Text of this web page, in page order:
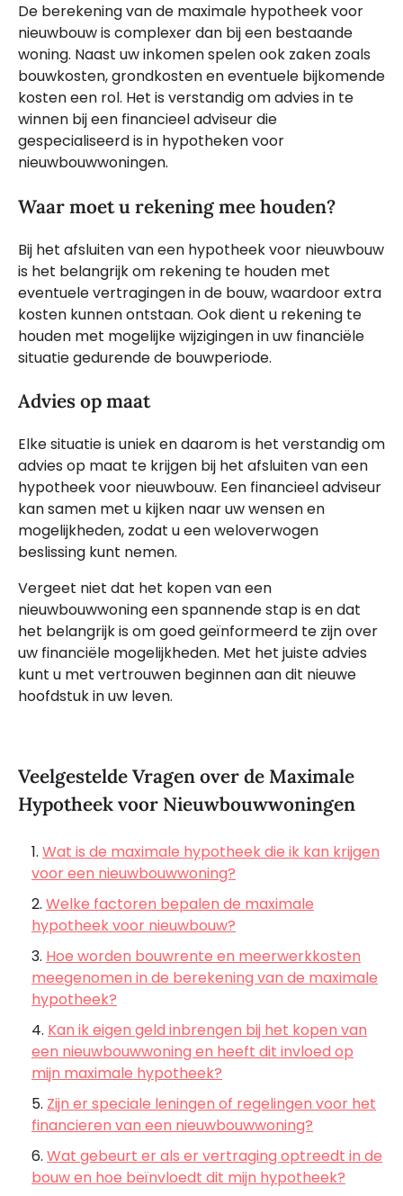
De berekening van de maximale hypotheek voor
nieuwbouw is complexer dan bij een bestaande
woning. Naast uw inkomen spelen ook zaken zoals
bouwkosten, grondkosten en eventuele bijkomende
kosten een rol. Het is verstandig om advies in te
winnen bij een financieel adviseur die
gespecialiseerd is in hypotheken voor
nieuwbouwwoningen.
Waar moet u rekening mee houden?
Bij het afsluiten van een hypotheek voor nieuwbouw
is het belangrijk om rekening te houden met
eventuele vertragingen in de bouw, waardoor extra
kosten kunnen ontstaan. Ook dient u rekening te
houden met mogelijke wijzigingen in uw financiële
situatie gedurende de bouwperiode.
Advies op maat
Elke situatie is uniek en daarom is het verstandig om
advies op maat te krijgen bij het afsluiten van een
hypotheek voor nieuwbouw. Een financieel adviseur
kan samen met u kijken naar uw wensen en
mogelijkheden, zodat u een weloverwogen
beslissing kunt nemen.
Vergeet niet dat het kopen van een
nieuwbouwwoning een spannende stap is en dat
het belangrijk is om goed geïnformeerd te zijn over
uw financiële mogelijkheden. Met het juiste advies
kunt u met vertrouwen beginnen aan dit nieuwe
hoofdstuk in uw leven.
Veelgestelde Vragen over de Maximale
Hypotheek voor Nieuwbouwwoningen
Wat is de maximale hypotheek die ik kan krijgen
voor een nieuwbouwwoning?
Welke factoren bepalen de maximale
hypotheek voor nieuwbouw?
Hoe worden bouwrente en meerwerkkosten
meegenomen in de berekening van de maximale
hypotheek?
Kan ik eigen geld inbrengen bij het kopen van
een nieuwbouwwoning en heeft dit invloed op
mijn maximale hypotheek?
Zijn er speciale leningen of regelingen voor het
financieren van een nieuwbouwwoning?
Wat gebeurt er als er vertraging optreedt in de
bouw en hoe beïnvloedt dit mijn hypotheek?